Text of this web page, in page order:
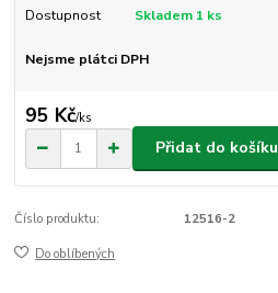
Dostupnost Skladem 1 ks
Nejsme plátci DPH
95 Kč/ks
Přidat do košíku
Číslo produktu: 12516-2
Do oblíbených